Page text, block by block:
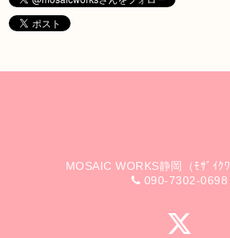
MOSAIC WORKS静岡（ﾓｻﾞｲｸﾜ
090-7302-0698